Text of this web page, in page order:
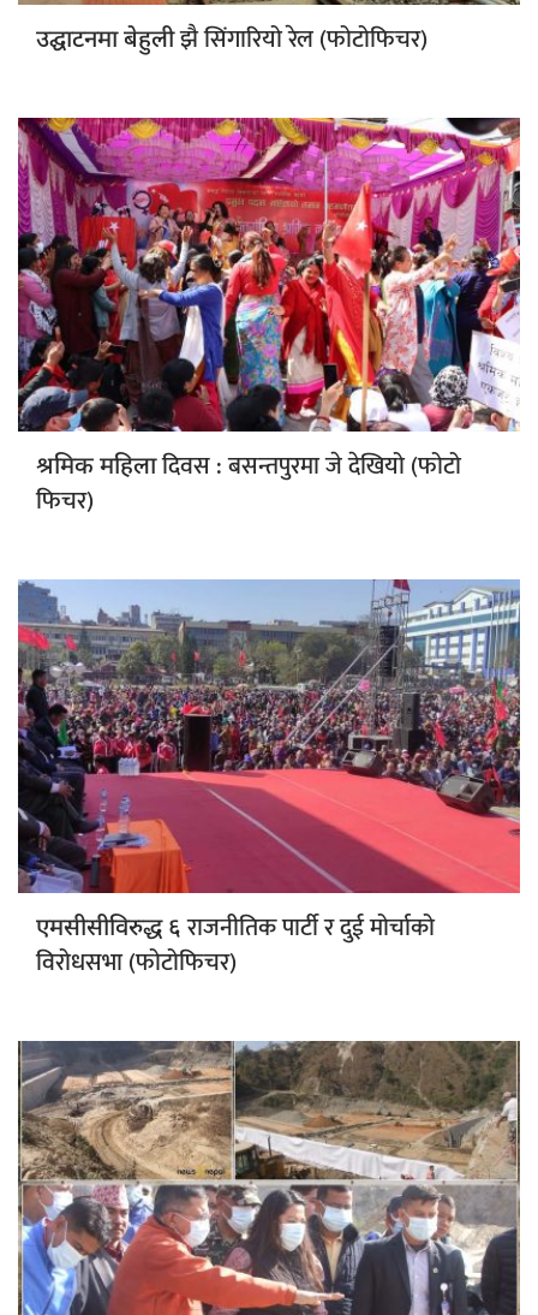
उद्घाटनमा बेहुलीझै सिंगारियो रेल (फोटोफिचर)
श्रमिक महिलादिवस : बसन्तपुरमा जे देखियो (फोटो
फिचर)
एमसीसीविरुद्ध ६राजनीतिक पार्टी र दुई मोर्चाको
विरोधसभा (फोटोफिचर)